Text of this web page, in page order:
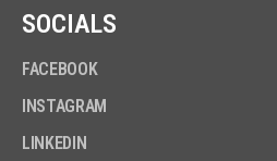
SOCIALS
FACEBOOK
INSTAGRAM
LINKEDIN